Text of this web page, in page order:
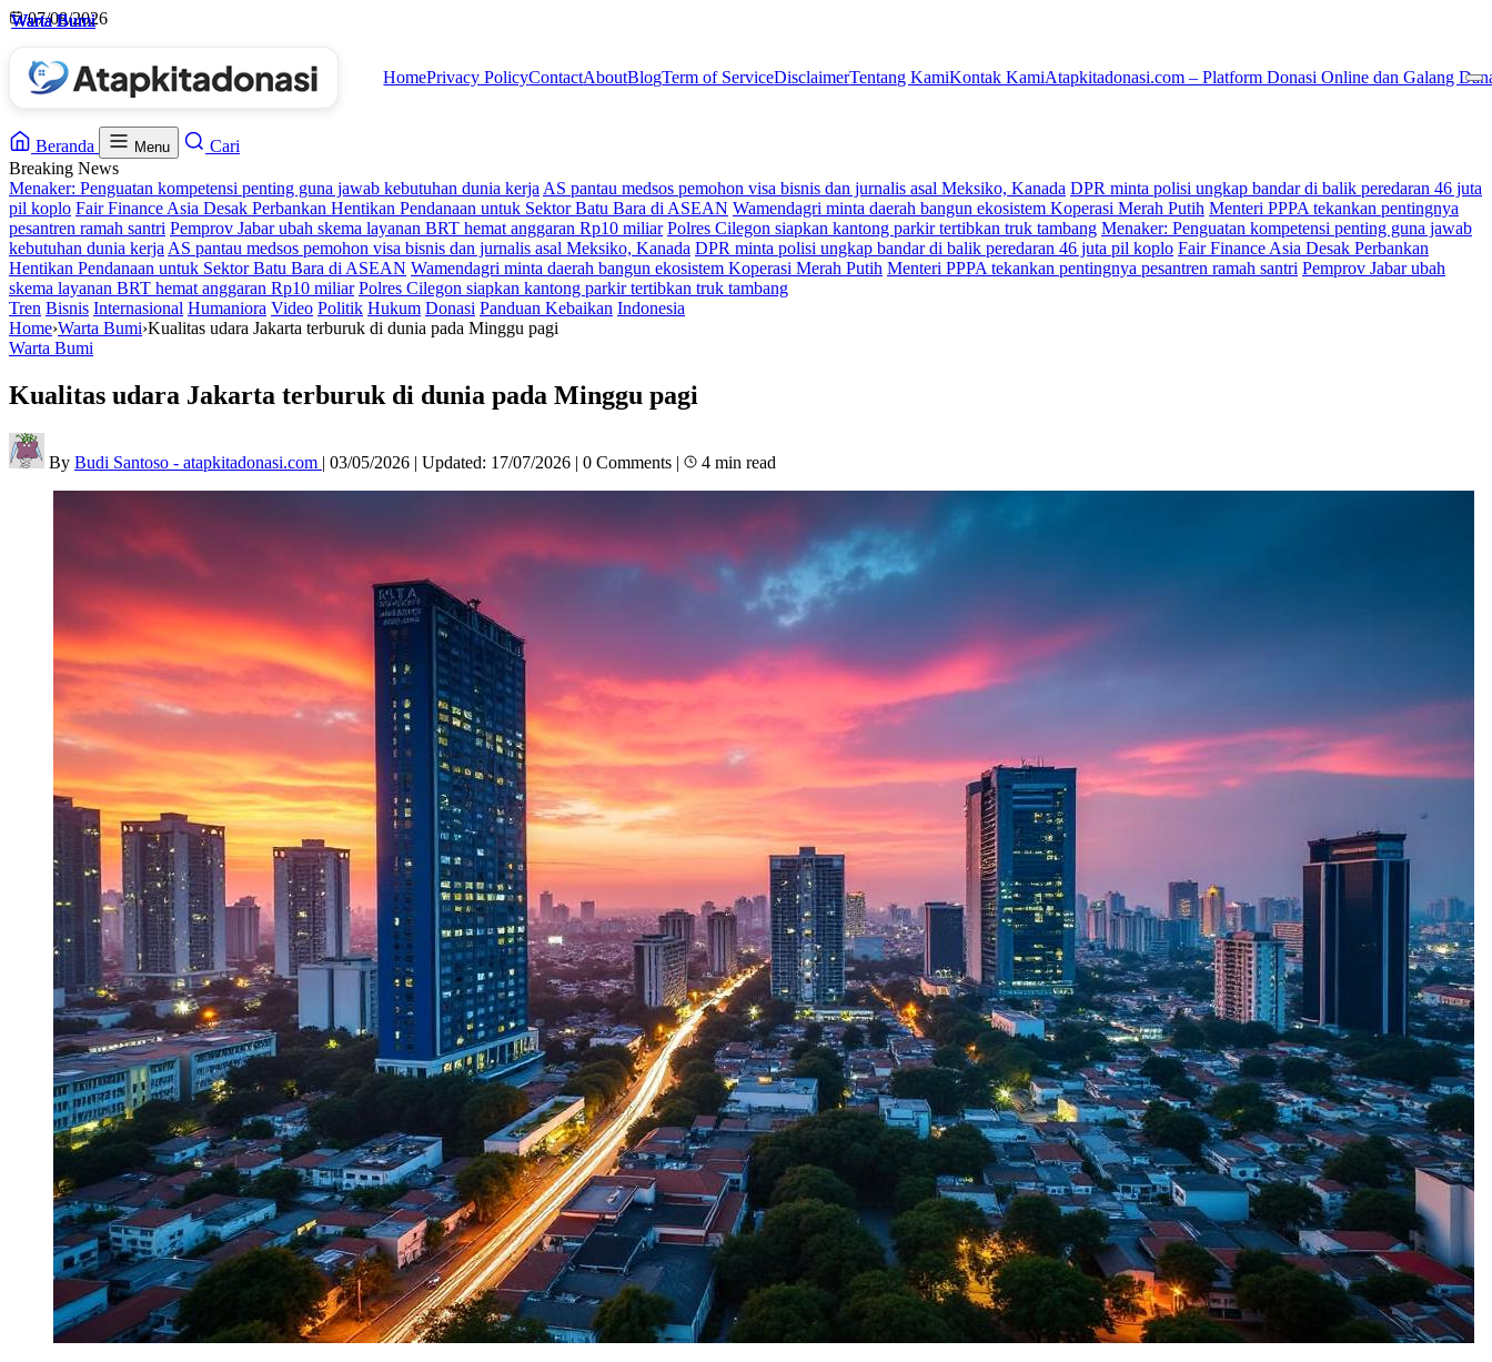
Skip
content
07/08/2026
HomePrivacy PolicyContactAboutBlogTerm of ServiceDisclaimerTentang KamiKontak KamiAtapkitadonasi.com – Platform Donasi Online dan Galang
Beranda Menu
Cari
Breaking News
Menaker: Penguatan kompetensi penting guna jawab kebutuhan dunia kerja AS pantau medsos pemohon visa bisnis dan jurnalis asal Meksiko, Kanada DPR minta polisi ungkap bandar di balik peredaran 46 juta
pil koplo Fair Finance Asia Desak Perbankan Hentikan Pendanaan untuk Sektor Batu Bara di ASEAN Wamendagri minta daerah bangun ekosistem Koperasi Merah Putih Menteri PPPA tekankan pentingnya
pesantren ramah santri Pemprov Jabar ubah skema layanan BRT hemat anggaran Rp10 miliar Polres Cilegon siapkan kantong parkir tertibkan truk tambang Menaker: Penguatan kompetensi penting guna jawab
kebutuhan dunia kerja AS pantau medsos pemohon visa bisnis dan jurnalis asal Meksiko, Kanada DPR minta polisi ungkap bandar di balik peredaran 46 juta pil koplo Fair Finance Asia Desak Perbankan
Hentikan Pendanaan untuk Sektor Batu Bara di ASEAN Wamendagri minta daerah bangun ekosistem Koperasi Merah Putih Menteri PPPA tekankan pentingnya pesantren ramah santri Pemprov Jabar ubah
skema layanan BRT hemat anggaran Rp10 miliar Polres Cilegon siapkan kantong parkir tertibkan truk tambang
Tren Bisnis Internasional Humaniora Video Politik Hukum Donasi Panduan Kebaikan Indonesia
Home›Warta Bumi›Kualitas udara Jakarta terburuk di dunia pada Minggu pagi
Warta Bumi
Kualitas udara Jakarta terburuk di dunia pada Minggu pagi
By Budi Santoso - atapkitadonasi.com | 03/05/2026 | Updated: 17/07/2026 | 0 Comments | 4 min read
Warta Bumi
Warta Bumi
Warta Bumi
Warta Bumi